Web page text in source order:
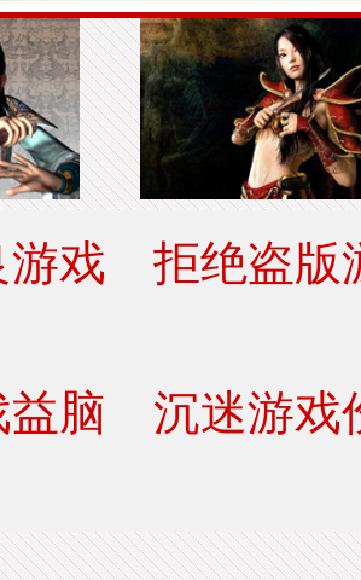
游戏 拒绝盗
益脑 沉迷游